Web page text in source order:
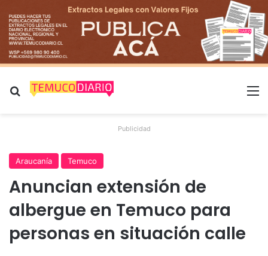
Buscar por
Publicidad
Araucanía Temuco
Anuncian extensión de
albergue en Temuco para
personas en situación calle